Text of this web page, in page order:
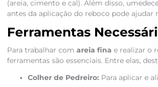
(areia, cimento e cal). Além disso,
antes da aplicação do reboco pode ajudar
Ferramentas
Para trabalhar com areia fina e realizar o
ferramentas são essenciais. Entre elas,
Colher de Pedreiro: Para aplicar e